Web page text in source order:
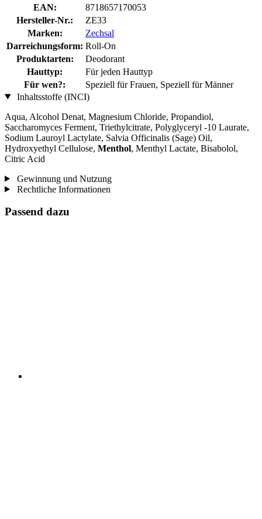
EAN:
8718657170053
Hersteller-Nr.:
ZE33
Marken:
Zechsal
Darreichungsform: Roll-On
Produktarten:
Deodorant
Hauttyp:
Für jeden Hauttyp
Für wen?:
Speziell für Frauen, Speziell für Männer
Inhaltsstoffe (INCI)
Aqua, Alcohol Denat, Magnesium Chloride, Propandiol,
Saccharomyces Ferment, Triethylcitrate, Polyglyceryl -10 Laurate,
Sodium Lauroyl Lactylate, Salvia Officinalis (Sage) Oil,
Hydroxyethyl Cellulose, Menthol, Menthyl Lactate, Bisabolol,
Citric Acid
Gewinnung und Nutzung
Rechtliche Informationen
Passend dazu